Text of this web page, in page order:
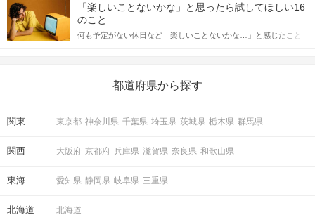
合にどのような行動に繋げるべきかをご紹介していきます。
しかし、中には「どう誘ったらいいの？」とお困りの男性もいら
っしゃるのではないでしょうか。 そこで今回は、男性から女性へ
送るLINEでのデートの誘い方のコツをご紹介します。例文も混じ
えながら解説するので、ぜひ参考にしてください。
「楽しいことないかな」と思ったら試してほしい16
のこと
何も予定がない休日など「楽しいことないかな…」と感じたこと
の楽しいことアイデアを集めました♪ いままさに楽しいことを探し
都道府県から探す
関東 東京都 神奈川県 千葉県 埼玉県 茨城県 栃木県 群馬県
関西 大阪府 京都府 兵庫県 滋賀県 奈良県 和歌山県
東海 愛知県 静岡県 岐阜県 三重県
北海道 北海道